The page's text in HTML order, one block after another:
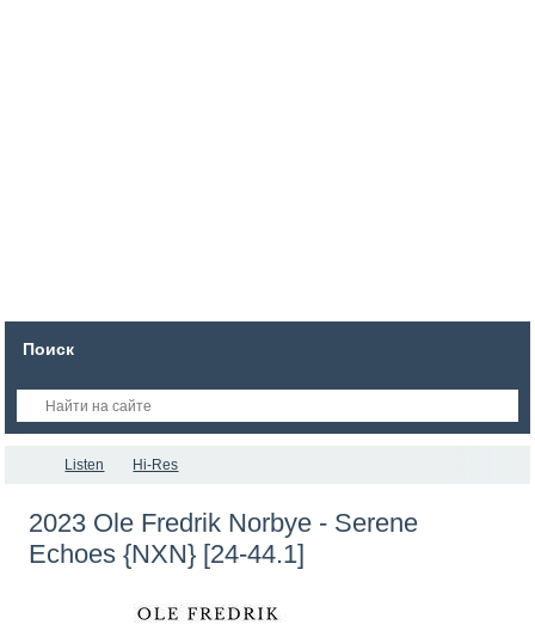
Поиск
Listen Hi-Res
2023 Ole Fredrik Norbye - Serene
Echoes {NXN} [24-44.1]